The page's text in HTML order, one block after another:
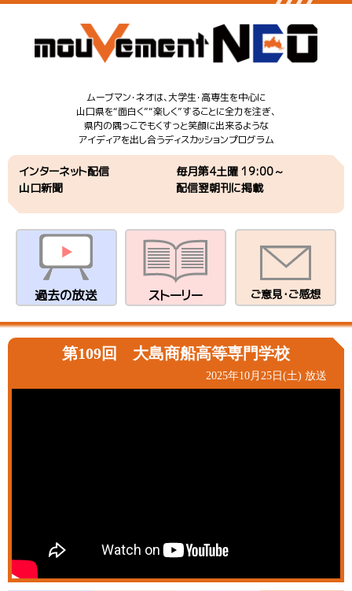
ムーブマン・ネオは、大学生・高専生を中心に
山口県を“面白く”“楽しく”することに全力を注ぎ、
県内の隅っこでもくすっと笑顔に出来るような
アイディアを出し合うディスカッションプログラム
インターネット配信
毎月第4土曜 19:00～
山口新聞
配信翌朝刊に掲載
過去の放送 ストーリー ご意見・ご感想
第109回 大島商船高等専門学校
2025年10月25日(土) 放送